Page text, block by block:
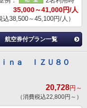
35,000～41,000円/人
込38,500～45,100円/人）
航空券付プラン一覧
ｎａ ＩＺＵ８０
20,728円～
（消費税込22,800円～）